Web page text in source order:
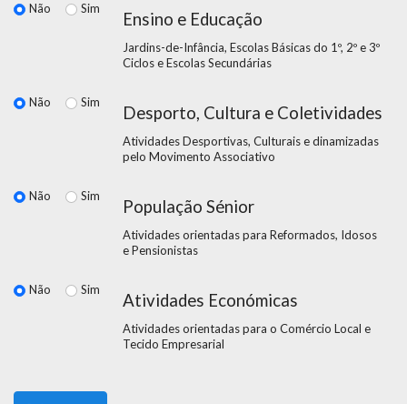
Não Sim
Ensino e Educação
Jardins-de-Infância, Escolas Básicas do 1º, 2º e 3º
Ciclos e Escolas Secundárias
Não Sim
Desporto, Cultura e Coletividades
Atividades Desportivas, Culturais e dinamizadas
pelo Movimento Associativo
Não Sim
População Sénior
Atividades orientadas para Reformados, Idosos
e Pensionistas
Não Sim
Atividades Económicas
Atividades orientadas para o Comércio Local e
Tecido Empresarial